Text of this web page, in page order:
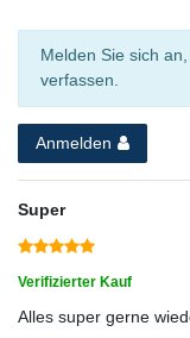
Melden Sie sich
verfassen.
Anmelden
Super
Verifizierter Kauf
Alles super gerne